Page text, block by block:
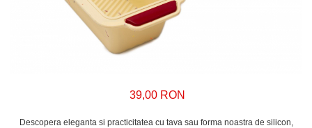
39,00 RON
Descopera eleganta si practicitatea cu tava sau forma noastra de silicon,